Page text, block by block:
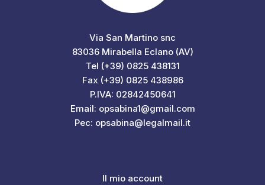
Via San Martino snc
83036 Mirabella Eclano (AV)
Tel (+39) 0825 438131
Fax (+39) 0825 438986
P.IVA: 02842450641
Email: opsabina1@gmail.com
Pec: opsabina@legalmail.it
Il mio account